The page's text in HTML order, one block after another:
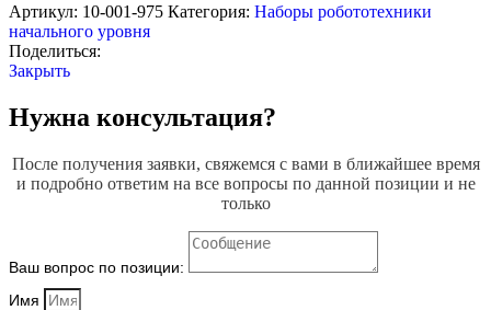
Артикул: 10-001-975 Категория: Наборы робототехники
начального уровня
Поделиться:
Закрыть
Нужна консультация?
После получения заявки, свяжемся с вами в ближайшее время
и подробно ответим на все вопросы по данной позиции и не
только
Ваш вопрос по позиции:
Имя